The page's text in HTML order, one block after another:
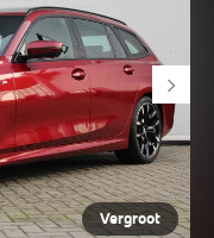
Vergroot